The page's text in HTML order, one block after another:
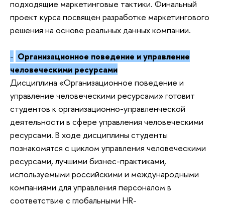
подходящие маркетинговые тактики. Финальный
проект курса посвящен разработке маркетингового
решения на основе реальных данных компании.
- Организационное поведение и управление
человеческими ресурсами
Дисциплина «Организационное поведение и
управление человеческими ресурсами» готовит
студентов к организационно-управленческой
деятельности в сфере управления человеческими
ресурсами. В ходе дисциплины студенты
познакомятся с циклом управления человеческими
ресурсами, лучшими бизнес-практиками,
используемыми российскими и международными
компаниями для управления персоналом в
соответствие с глобальными HR-